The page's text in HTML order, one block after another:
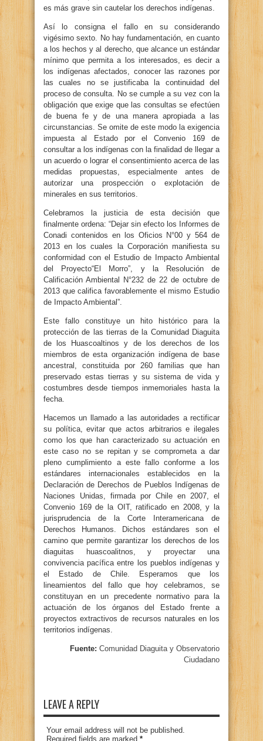
es más grave sin cautelar los derechos indígenas.
Así lo consigna el fallo en su considerando
vigésimo sexto. No hay fundamentación, en cuanto
a los hechos y al derecho, que alcance un estándar
mínimo que permita a los interesados, es decir a
los indígenas afectados, conocer las razones por
las cuales no se justificaba la continuidad del
proceso de consulta. No se cumple a su vez con la
obligación que exige que las consultas se efectúen
de buena fe y de una manera apropiada a las
circunstancias. Se omite de este modo la exigencia
impuesta al Estado por el Convenio 169 de
consultar a los indígenas con la finalidad de llegar a
un acuerdo o lograr el consentimiento acerca de las
medidas propuestas, especialmente antes de
autorizar una prospección o explotación de
minerales en sus territorios.
Celebramos la justicia de esta decisión que
finalmente ordena: “Dejar sin efecto los Informes de
Conadi contenidos en los Oficios N°00 y 564 de
2013 en los cuales la Corporación manifiesta su
conformidad con el Estudio de Impacto Ambiental
del Proyecto“El Morro”, y la Resolución de
Calificación Ambiental N°232 de 22 de octubre de
2013 que califica favorablemente el mismo Estudio
de Impacto Ambiental”.
Este fallo constituye un hito histórico para la
protección de las tierras de la Comunidad Diaguita
de los Huascoaltinos y de los derechos de los
miembros de esta organización indígena de base
ancestral, constituida por 260 familias que han
preservado estas tierras y su sistema de vida y
costumbres desde tiempos inmemoriales hasta la
fecha.
Hacemos un llamado a las autoridades a rectificar
su política, evitar que actos arbitrarios e ilegales
como los que han caracterizado su actuación en
este caso no se repitan y se comprometa a dar
pleno cumplimiento a este fallo conforme a los
estándares internacionales establecidos en la
Declaración de Derechos de Pueblos Indígenas de
Naciones Unidas, firmada por Chile en 2007, el
Convenio 169 de la OIT, ratificado en 2008, y la
jurisprudencia de la Corte Interamericana de
Derechos Humanos. Dichos estándares son el
camino que permite garantizar los derechos de los
diaguitas huascoalitnos, y proyectar una
convivencia pacífica entre los pueblos indígenas y
el Estado de Chile. Esperamos que los
lineamientos del fallo que hoy celebramos, se
constituyan en un precedente normativo para la
actuación de los órganos del Estado frente a
proyectos extractivos de recursos naturales en los
territorios indígenas.
Fuente: Comunidad Diaguita y Observatorio
Ciudadano
LEAVE A REPLY
Your email address will not be published.
Required fields are marked *